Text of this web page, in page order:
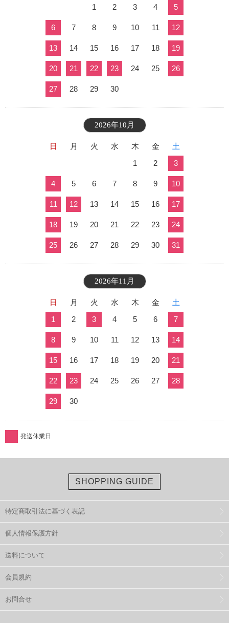
1
2 3 4 5
6 7 8 9 10 11 12
13 14 15 16 17 18 19
20 21 22 23 24 25 26
27 28 29 30
2026年10月
日 月 火 水 木 金
土
1
2 3
4 5 6 7 8 9 10
11 12 13 14 15 16 17
18 19 20 21 22 23 24
25 26 27 28 29 30 31
2026年11月
日 月 火 水 木 金
土
1
2 3 4 5 6 7
8 9 10 11 12 13 14
15 16 17 18 19 20 21
22 23 24 25 26 27 28
29 30
発送休業日
SHOPPING GUIDE
特定商取引法に基づく表記
個人情報保護方針
送料について
会員規約
お問合せ